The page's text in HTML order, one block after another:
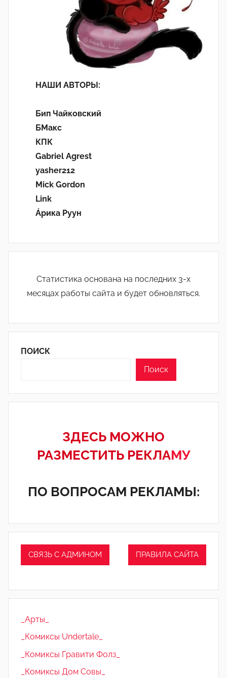
НАШИ АВТОРЫ:
Бип Чайковский
БМакс
КПК
Gabriel Agrest
yasher212
Mick Gordon
Link
Áрика Руун
Статистика основана на последних 3-х
месяцах работы сайта и будет обновляться.
ПОИСК
Поиск
ЗДЕСЬ МОЖНО
РАЗМЕСТИТЬ РЕКЛАМУ
ПО ВОПРОСАМ РЕКЛАМЫ:
СВЯЗЬ С АДМИНОМ ПРАВИЛА САЙТА
_Арты_
_Комиксы Undertale_
_Комиксы Гравити Фолз_
_Комиксы Дом Совы_